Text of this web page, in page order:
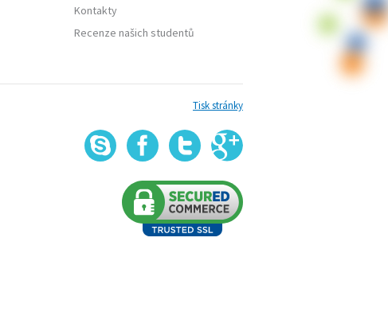
Kontakty
Recenze našich studentů
Tisk stránky
+